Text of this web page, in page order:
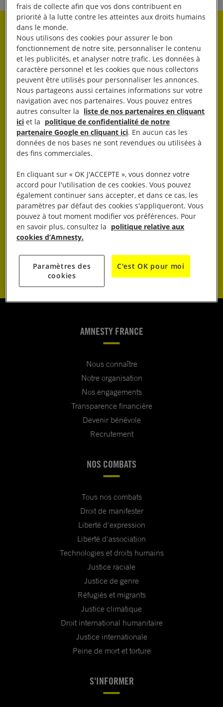
Rester informé·e
Abonnez-vous à notre newsletter hebdo.
OK
J’AGIS
JE DONNE
JE M’ENGAGE
AMNESTY FRANCE
Nous connaître
Notre organisation
Nos engagements
Transparence financière
Devenir bénévole
Recrutement
NOS COMBATS
Tous nos combats
Droit de manifester
Liberté d'expression
Liberté d'association
Technologies et droits humains
Justice raciale
Justice de genre
Réfugiés et migrants
Justice climatique
Droit international humanitaire
Justice internationale
Peine de mort et torture
S'INFORMER
frais de collecte afin que vos dons contribuent en
priorité à la lutte contre les atteintes aux droits humains
dans le monde.
Nous utilisons des cookies pour assurer le bon
fonctionnement de notre site, personnaliser le contenu
et les publicités, et analyser notre trafic. Les données à
caractère personnel et les cookies que nous collectons
peuvent être utilisés pour personnaliser les annonces.
Nous partageons aussi certaines informations sur votre
navigation avec nos partenaires. Vous pouvez entres
autres consulter la liste de nos partenaires en cliquant
ici et la politique de confidentialité de notre
partenaire Google en cliquant ici. En aucun cas les
données de nos bases ne sont revendues ou utilisées à
des fins commerciales.
En cliquant sur « OK J'ACCEPTE », vous donnez votre
accord pour l'utilisation de ces cookies. Vous pouvez
également continuer sans accepter, et dans ce cas, les
paramètres par défaut des cookies s'appliqueront. Vous
pouvez à tout moment modifier vos préférences. Pour
en savoir plus, consultez la politique relative aux
cookies d’Amnesty.
Paramètres des
cookies
C'est OK pour moi